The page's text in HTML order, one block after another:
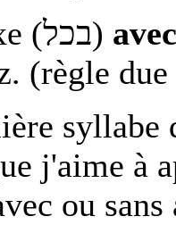
(בכל)
(règle
j'aime à
ou